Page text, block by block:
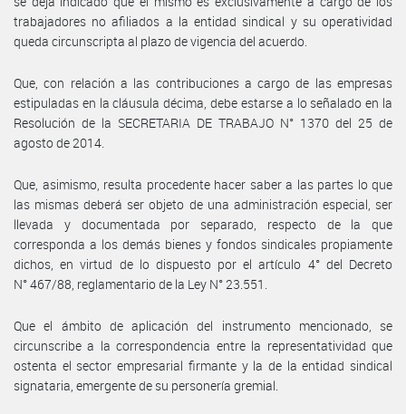
trabajadores no afiliados a la entidad sindical y su operatividad
queda circunscripta al plazo de vigencia del acuerdo.
Que, con relación a las contribuciones a cargo de las empresas
estipuladas en la cláusula décima, debe estarse a lo señalado en la
Resolución de la SECRETARIA DE TRABAJO N° 1370 del 25 de
agosto de 2014.
Que, asimismo, resulta procedente hacer saber a las partes lo que
las mismas deberá ser objeto de una administración especial, ser
llevada y documentada por separado, respecto de la que
corresponda a los demás bienes y fondos sindicales propiamente
dichos, en virtud de lo dispuesto por el artículo 4° del Decreto
N° 467/88, reglamentario de la Ley N° 23.551.
Que el ámbito de aplicación del instrumento mencionado, se
circunscribe a la correspondencia entre la representatividad que
ostenta el sector empresarial firmante y la de la entidad sindical
signataria, emergente de su personería gremial.